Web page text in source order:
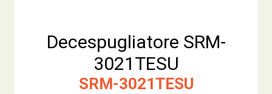
Decespugliatore SRM-
3021TESU
SRM-3021TESU